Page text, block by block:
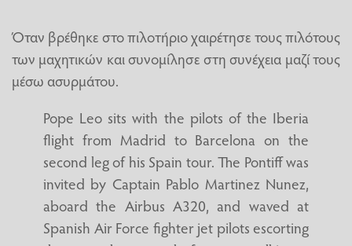
Όταν βρέθηκε στο πιλοτήριο χαιρέτησε τους πιλότους
των μαχητικών και συνομίλησε στη συνέχεια μαζί τους
μέσω ασυρμάτου.
Pope Leo sits with the pilots of the Iberia
flight from Madrid to Barcelona on the
second leg of his Spain tour. The Pontiff was
invited by Captain Pablo Martinez Nunez,
aboard the Airbus A320, and waved at
Spanish Air Force fighter jet pilots escorting